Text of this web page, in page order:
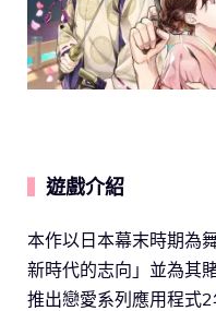
遊戲介紹
本作以日本幕末時期為
新時代的志向」並為其
推出戀愛系列應用程式